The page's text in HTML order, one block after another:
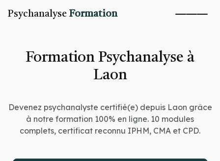
Psychanalyse Formation
Formation Psychanalyse à
Laon
Devenez psychanalyste certifié(e) depuis Laon grâce
à notre formation 100% en ligne. 10 modules
complets, certificat reconnu IPHM, CMA et CPD.